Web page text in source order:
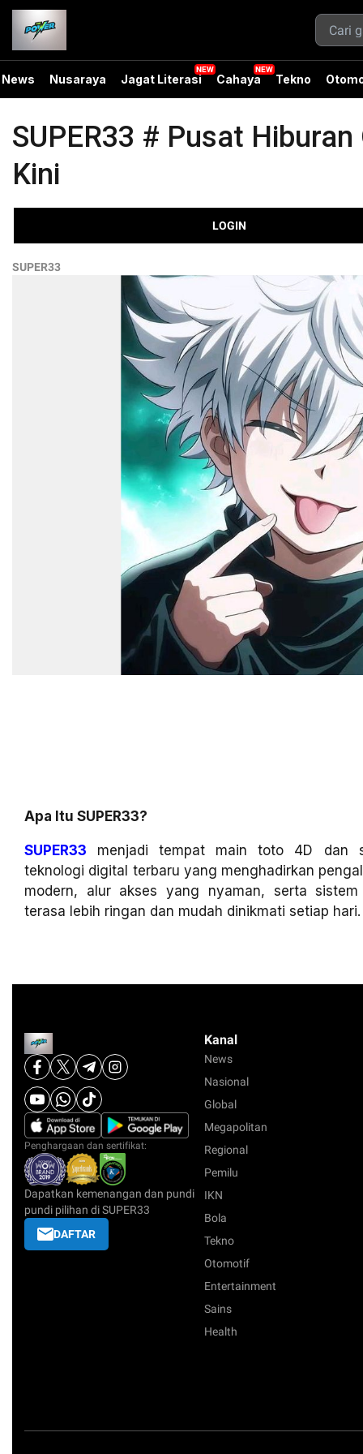
News Nusaraya Jagat Literasi Cahaya Tekno
SUPER33 # Pusat
Kini
LOGIN
SUPER33
Apa Itu SUPER33?
SUPER33 menjadi tempat main toto 4D dan
teknologi digital terbaru yang menghadirkan
modern, alur akses yang nyaman, serta
terasa lebih ringan dan mudah dinikmati setiap hari.
Penghargaan dan sertifikat:
Dapatkan kemenangan dan pundi
pundi pilihan di SUPER33
DAFTAR
Kanal
News
Nasional
Global
Megapolitan
Regional
Pemilu
IKN
Bola
Tekno
Otomotif
Entertainment
Sains
Health